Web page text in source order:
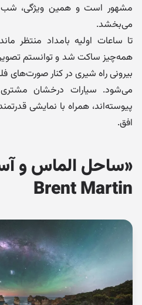
مشهور است و همین ویژگی، شب
می‌بخشد.
تا ساعات اولیه بامداد منتظر
همه‌چیز ساکت شد و توانستم
بیرونی راه شیری در کنار صورت‌های
می‌شود. سیارات درخشان
پیوسته‌اند، همراه با نمایشی
افق.
«ساحل الماس و
Brent Martin